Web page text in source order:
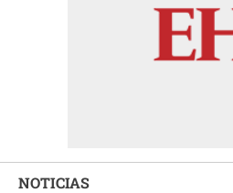
NOTICIAS